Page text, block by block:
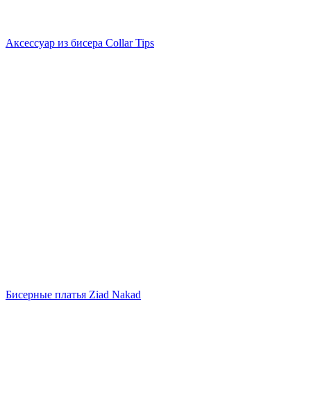
Аксессуар из бисера Collar Tips
Бисерные платья Ziad Nakad